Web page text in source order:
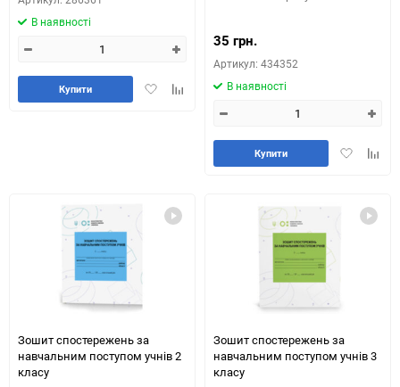
В наявності
ДодатиДодайте
порівняння
Купити
35 грн.
Артикул: 434352
В наявності
Додати
Купити
Зошит спостережень за
навчальним поступом учнів 2
класу
Зошит спостережень за
навчальним поступом учнів 3
класу